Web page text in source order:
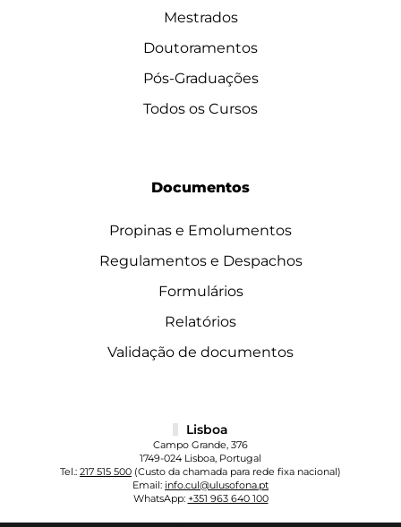
Mestrados
Doutoramentos
Pós-Graduações
Todos os Cursos
Documentos
Propinas e Emolumentos
Regulamentos e Despachos
Formulários
Relatórios
Validação de documentos
Lisboa
Campo Grande, 376
1749-024 Lisboa, Portugal
Tel.: 217 515 500 (Custo da chamada para rede fixa nacional)
Email: info.cul@ulusofona.pt
WhatsApp: +351 963 640 100